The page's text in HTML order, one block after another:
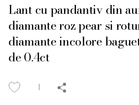
Lant cu pandantiv din
diamante roz pear si
diamante incolore
de 0.4ct